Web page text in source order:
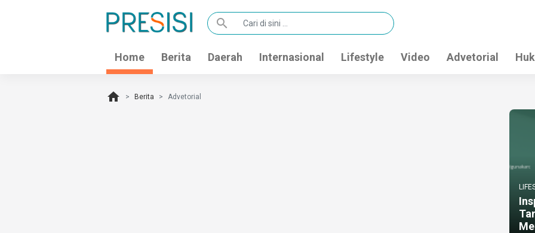
search
Home Berita Daerah Internasional Lifestyle Video Advetorial
home Berita Advetorial